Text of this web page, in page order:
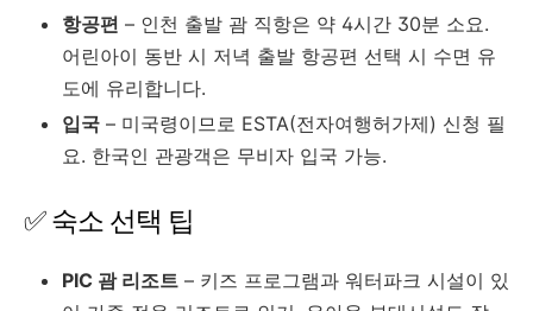
항공편 – 인천 출발 괌 직항은 약 4시간 30분 소요.
어린아이 동반 시 저녁 출발 항공편 선택 시 수면 유
도에 유리합니다.
입국 – 미국령이므로 ESTA(전자여행허가제) 신청 필
요. 한국인 관광객은 무비자 입국 가능.
✅ 숙소 선택 팁
PIC 괌 리조트 – 키즈 프로그램과 워터파크 시설이 있